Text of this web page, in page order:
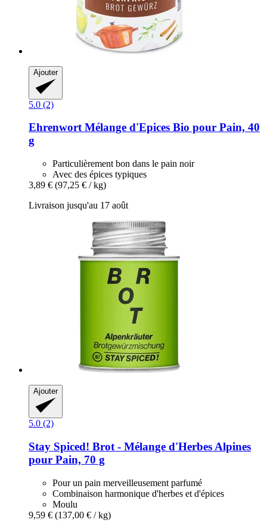
Ajouter
5.0 (2)
EhrenwortMélange d'Epices Bio pour Pain, 40
g
Particulièrement bon dans le pain noir
Avec des épices typiques
3,89 € (97,25 € / kg)
Livraison jusqu'au 17 août
Ajouter
5.0 (2)
Stay Spiced! Brot -​ Mélange d'Herbes Alpines
pour Pain, 70 g
Pour un pain merveilleusement parfumé
Combinaison harmonique d'herbes et d'épices
Moulu
9,59 € (137,00 € / kg)